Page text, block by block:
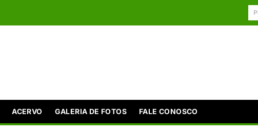
ACERVO GALERIA DE FOTOS FALE CONOSCO